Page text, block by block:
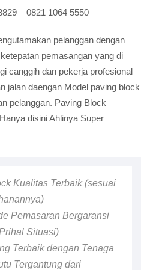
– 0821 1064 5550
pelanggan dengan
pemasangan yang di
canggih dan pekerja profesional
jalan daengan Model paving block
pelanggan. Paving Block
disini Ahlinya Super
Kualitas Terbaik (sesuai
Pemasaran Bergaransi
Situasi)
Terbaik dengan Tenaga
Tergantung dari